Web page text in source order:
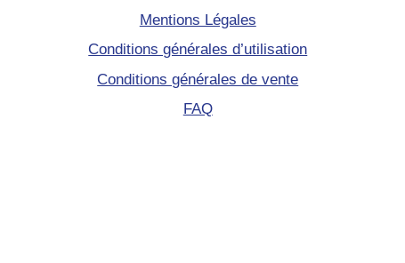
Mentions Légales
Conditions générales d’utilisation
Conditions générales de vente
FAQ